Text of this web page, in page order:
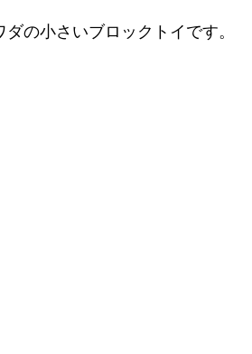
の小さいブロックトイです。